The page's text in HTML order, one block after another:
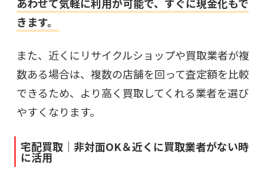
あわせて気軽に利用が可能で、すぐに現金化もで
きます。
また、近くにリサイクルショップや買取業者が複
数ある場合は、複数の店舗を回って査定額を比較
できるため、より高く買取してくれる業者を選び
やすくなります。
宅配買取｜非対面OK＆近くに買取業者がない時
に活用